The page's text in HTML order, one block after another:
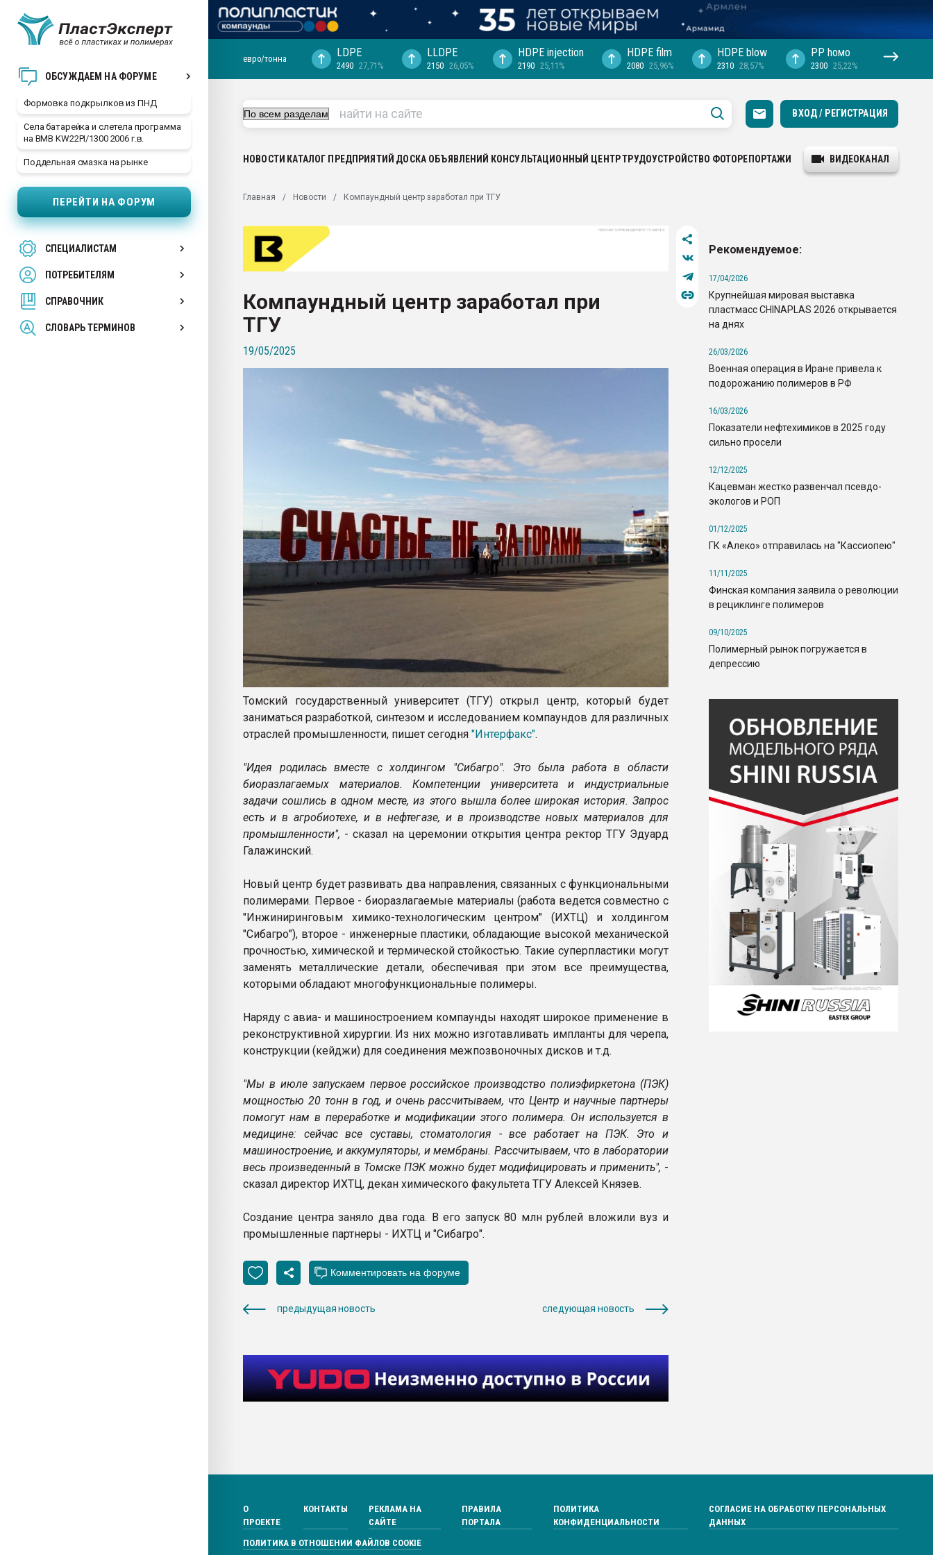
ОБСУЖДАЕМ НА ФОРУМЕ
Формовка подкрылков из ПНД
Села батарейка и слетела программа
на BMB KW22PI/1300 2006 г.в.
Поддельная смазка на рынке
ПЕРЕЙТИ НА ФОРУМ
СПЕЦИАЛИСТАМ
ПОТРЕБИТЕЛЯМ
СПРАВОЧНИК
СЛОВАРЬ ТЕРМИНОВ
29.07.2026 ФРП помог "Ижевскому
Вакуум-формовочные машины:
28.07.2026 Автоматизация выходит на
первый план в переработке
пластмасс
ситуацией на строительном рынке
Всё, что касается выдува ПЭТ
евро/тонна LDPE
2490 27,71%
LLDPE
2150 26,05%
HDPE injection
2190 25,11%
HDPE film
2080 25,96%
HDPE blow
2310 28,57%
PP hомо
2300 25,22%
ВХОД / РЕГИСТРАЦИЯ
НОВОСТИ КАТАЛОГ ПРЕДПРИЯТИЙ ДОСКА ОБЪЯВЛЕНИЙ КОНСУЛЬТАЦИОННЫЙ ЦЕНТРТРУДОУСТРОЙСТВО ФОТОРЕПОРТАЖИ ВИДЕОКАНАЛ
Главная Новости Компаундный центр заработал при ТГУ
Компаундный центр заработал при
ТГУ
19/05/2025
Томский государственный университет (ТГУ) открыл центр, который будет
заниматься разработкой, синтезом и исследованием компаундов для различных
отраслей промышленности, пишет сегодня "Интерфакс".
"Идея родилась вместе с холдингом "Сибагро". Это была работа в области
биоразлагаемых материалов. Компетенции университета и индустриальные
задачи сошлись в одном месте, из этого вышла более широкая история. Запрос
есть и в агробиотехе, и в нефтегазе, и в производстве новых материалов для
промышленности", - сказал на церемонии открытия центра ректор ТГУ Эдуард
Галажинский.
Новый центр будет развивать два направления, связанных с функциональными
полимерами. Первое - биоразлагаемые материалы (работа ведется совместно с
"Инжиниринговым химико-технологическим центром" (ИХТЦ) и холдингом
"Сибагро"), второе - инженерные пластики, обладающие высокой механической
прочностью, химической и термической стойкостью. Такие суперпластики могут
заменять металлические детали, обеспечивая при этом все преимущества,
которыми обладают многофункциональные полимеры.
Наряду с авиа- и машиностроением компаунды находят широкое применение в
реконструктивной хирургии. Из них можно изготавливать импланты для черепа,
конструкции (кейджи) для соединения межпозвоночных дисков и т.д.
"Мы в июле запускаем первое российское производство полиэфиркетона (ПЭК)
мощностью 20 тонн в год, и очень рассчитываем, что Центр и научные партнеры
помогут нам в переработке и модификации этого полимера. Он используется в
медицине: сейчас все суставы, стоматология - все работает на ПЭК. Это и
машиностроение, и аккумуляторы, и мембраны. Рассчитываем, что в лаборатории
весь произведенный в Томске ПЭК можно будет модифицировать и применить", -
сказал директор ИХТЦ, декан химического факультета ТГУ Алексей Князев.
Создание центра заняло два года. В его запуск 80 млн рублей вложили вуз и
промышленные партнеры - ИХТЦ и "Сибагро".
предыдущая новость следующая новость
Рекомендуемое:
17/04/2026
Крупнейшая мировая выставка
пластмасс CHINAPLAS 2026 открывается
на днях
26/03/2026
Военная операция в Иране привела к
подорожанию полимеров в РФ
16/03/2026
Показатели нефтехимиков в 2025 году
сильно просели
12/12/2025
Кацевман жестко развенчал псевдо-
экологов и РОП
01/12/2025
ГК «Алеко» отправилась на "Кассиопею"
11/11/2025
Финская компания заявила о революции
в рециклинге полимеров
09/10/2025
Полимерный рынок погружается в
депрессию
О
ПРОЕКТЕ
КОНТАКТЫ
РЕКЛАМА НА
САЙТЕ
ПРАВИЛА
ПОРТАЛА
ПОЛИТИКА
КОНФИДЕНЦИАЛЬНОСТИ
СОГЛАСИЕ НА ОБРАБОТКУ ПЕРСОНАЛЬНЫХ
ДАННЫХ
ПОЛИТИКА В ОТНОШЕНИИ ФАЙЛОВ COOKIE